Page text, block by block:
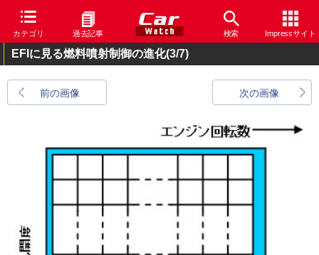
カテゴリ 過去記事 検索 Impressサイト
EFIに見る燃料噴射制御の進化(3/7)
前の画像 次の画像